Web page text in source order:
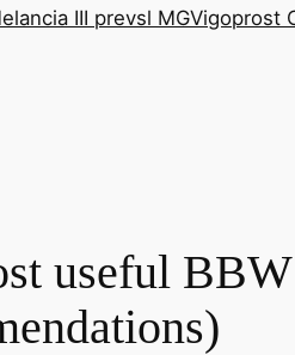
III prevsl MGVigoprost
useful